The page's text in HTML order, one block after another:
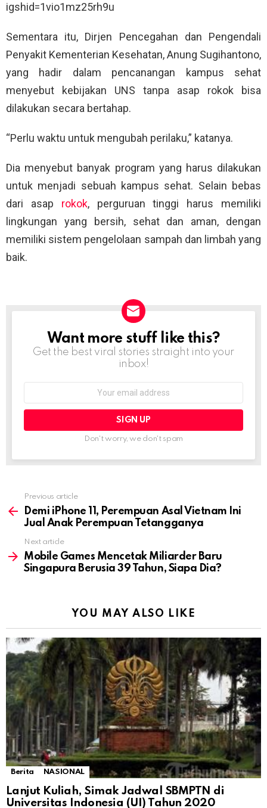
igshid=1vio1mz25rh9u
Sementara itu, Dirjen Pencegahan dan Pengendali
Penyakit Kementerian Kesehatan, Anung Sugihantono,
yang hadir dalam pencanangan kampus sehat
menyebut kebijakan UNS tanpa asap rokok bisa
dilakukan secara bertahap.
“Perlu waktu untuk mengubah perilaku,” katanya.
Dia menyebut banyak program yang harus dilakukan
untuk menjadi sebuah kampus sehat. Selain bebas
dari asap rokok, perguruan tinggi harus memiliki
lingkungan yang bersih, sehat dan aman, dengan
memiliki sistem pengelolaan sampah dan limbah yang
baik.
NEWSLETTER
Want more stuff like this?
Get the best viral stories straight into your
inbox!
Don't worry, we don't spam
more
Previous article
Demi iPhone 11, Perempuan Asal Vietnam Ini
Jual Anak Perempuan Tetangganya
Next article
Mobile Games Mencetak Miliarder Baru
Singapura Berusia 39 Tahun, Siapa Dia?
YOU MAY ALSO LIKE
Berita NASIONAL
Lanjut Kuliah, Simak Jadwal SBMPTN di
Universitas Indonesia (UI) Tahun 2020